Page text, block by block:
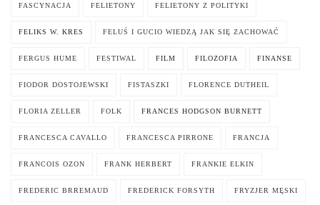
FASCYNACJA FELIETONY FELIETONY Z POLITYKI
FELIKS W. KRES FELUŚ I GUCIO WIEDZĄ JAK SIĘ ZACHOWAĆ
FERGUS HUME FESTIWAL FILM FILOZOFIA FINANSE
FIODOR DOSTOJEWSKI FISTASZKI FLORENCE DUTHEIL
FLORIA ZELLER FOLK FRANCES HODGSON BURNETT
FRANCESCA CAVALLO FRANCESCA PIRRONE FRANCJA
FRANCOIS OZON FRANK HERBERT FRANKIE ELKIN
FREDERIC BRREMAUD FREDERICK FORSYTH FRYZJER MĘSKI